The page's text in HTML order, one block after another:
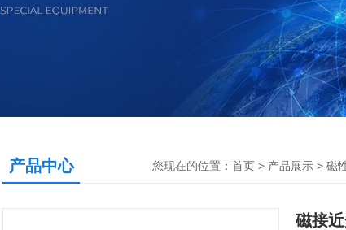
产品中心 您现在的位置： 首页 > 产品展示 > 磁
磁接